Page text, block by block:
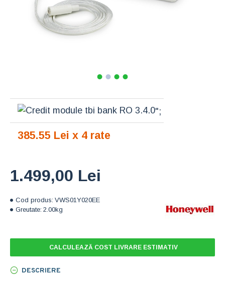
Cod produs: VWS01Y020EE
Greutate: 2.00kg
1.499,00 Lei
";
385.55 Lei x 4 rate
CALCULEAZĂ COST LIVRARE ESTIMATIV
DESCRIERE